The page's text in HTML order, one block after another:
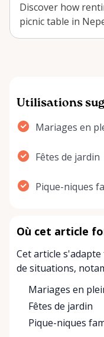
Discover how
picnic table in
your outdoor
Utilisations
Mariages en
Fêtes de jardin
Pique-niques
Où cet article
Cet article
de situations,
Mariages en
Fêtes de jardin
Pique-niques